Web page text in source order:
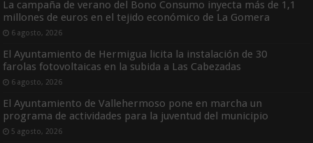
La campaña de verano del Bono Consumo inyecta más de 1,1
millones de euros en el tejido económico de La Gomera
6 agosto, 2026
El Ayuntamiento de Hermigua licita la instalación de 30
farolas fotovoltaicas en la subida a Las Cabezadas
6 agosto, 2026
El Ayuntamiento de Vallehermoso pone en marcha un
programa de actividades para la juventud del municipio
5 agosto, 2026